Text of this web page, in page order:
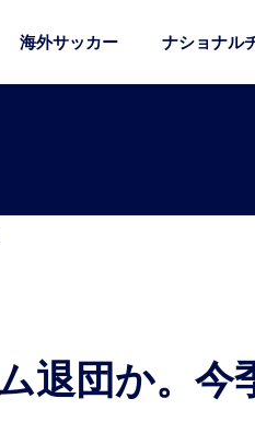
海外サッカー ナショナル